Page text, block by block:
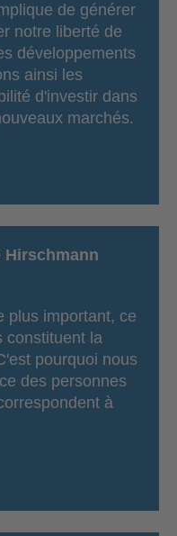
de générer
notre liberté de
développements
ainsi les
d'investir dans
marchés.
Hirschmann
plus important, ce
constituent la
pourquoi nous
des personnes
à